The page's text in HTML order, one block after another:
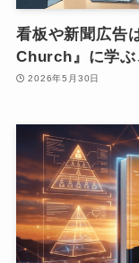
看板や新聞広告
Church』に学ぶ
2026年5月30日